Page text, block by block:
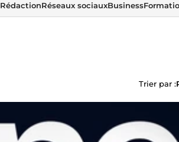
RédactionRéseaux sociauxBusiness
Trier par :